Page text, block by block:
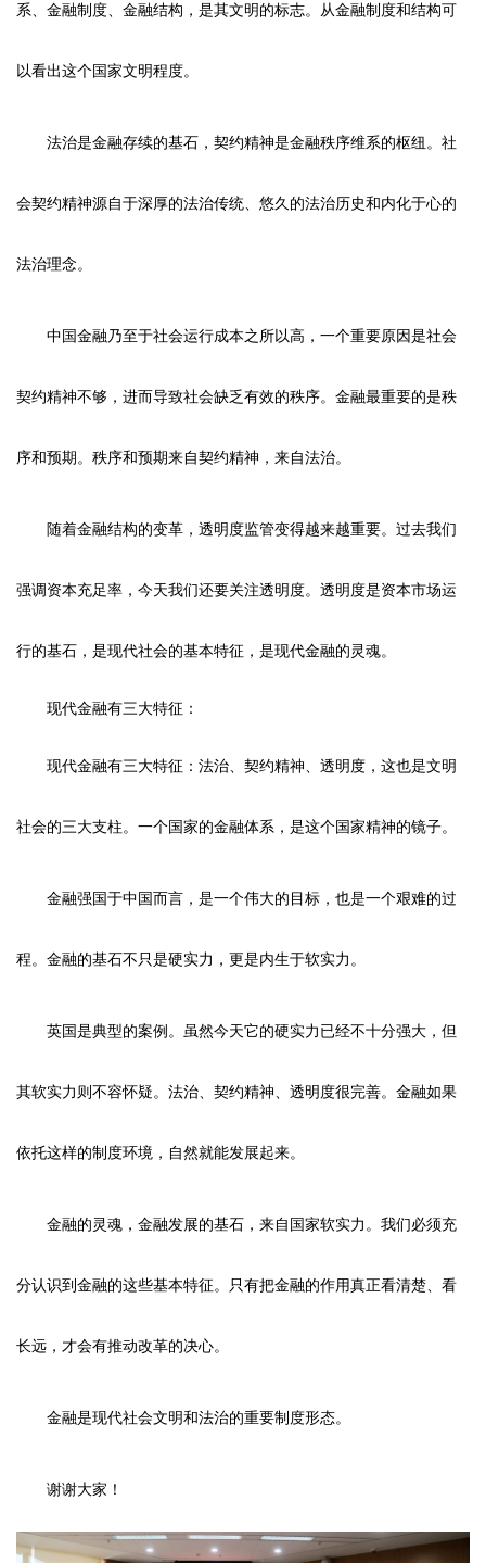
系、金融制度、金融结构，是其文明的标志。从金融制度和结构可
以看出这个国家文明程度。
法治是金融存续的基石，契约精神是金融秩序维系的枢纽。社
会契约精神源自于深厚的法治传统、悠久的法治历史和内化于心的
法治理念。
中国金融乃至于社会运行成本之所以高，一个重要原因是社会
契约精神不够，进而导致社会缺乏有效的秩序。金融最重要的是秩
序和预期。秩序和预期来自契约精神，来自法治。
随着金融结构的变革，透明度监管变得越来越重要。过去我们
强调资本充足率，今天我们还要关注透明度。透明度是资本市场运
行的基石，是现代社会的基本特征，是现代金融的灵魂。
现代金融有三大特征：
现代金融有三大特征：法治、契约精神、透明度，这也是文明
社会的三大支柱。一个国家的金融体系，是这个国家精神的镜子。
金融强国于中国而言，是一个伟大的目标，也是一个艰难的过
程。金融的基石不只是硬实力，更是内生于软实力。
英国是典型的案例。虽然今天它的硬实力已经不十分强大，但
其软实力则不容怀疑。法治、契约精神、透明度很完善。金融如果
依托这样的制度环境，自然就能发展起来。
金融的灵魂，金融发展的基石，来自国家软实力。我们必须充
分认识到金融的这些基本特征。只有把金融的作用真正看清楚、看
长远，才会有推动改革的决心。
金融是现代社会文明和法治的重要制度形态。
谢谢大家！